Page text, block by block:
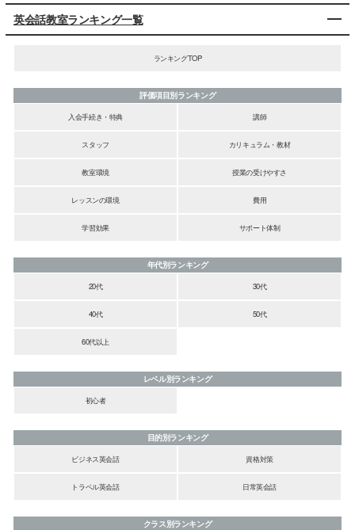
英会話教室ランキング一覧
ランキングTOP
評価項目別ランキング
入会手続き・特典
講師
スタッフ カリキュラム・教材
教室環境 授業の受けやすさ
レッスンの環境 費用
学習効果 サポート体制
年代別ランキング
20代
30代
40代 50代
60代以上
レベル別ランキング
初心者
目的別ランキング
ビジネス英会話
資格対策
トラベル英会話 日常英会話
クラス別ランキング